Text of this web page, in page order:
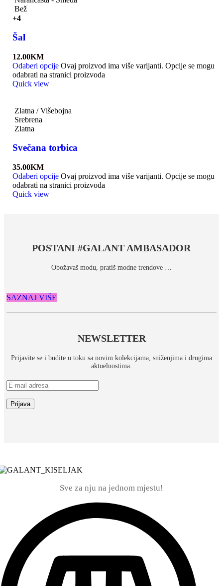
Bež
+4
Šal
12.00KM
Odaberi opcije Ovaj proizvod ima više varijanti. Opcije se mogu
odabrati na stranici proizvoda
Quick view
Zlatna / Višebojna
Srebrena
Zlatna
Svečana torbica
35.00KM
Odaberi opcije Ovaj proizvod ima više varijanti. Opcije se mogu
odabrati na stranici proizvoda
Quick view
POSTANI #GALANT AMBASADOR
Obožavaš modu, pratiš modne trendove …
SAZNAJ VIŠE
NEWSLETTER
Prijavite se i budite u toku sa novim kolekcijama, sniženjima i drugima
aktuelnostima.
Sve za nju na jednom mjestu!